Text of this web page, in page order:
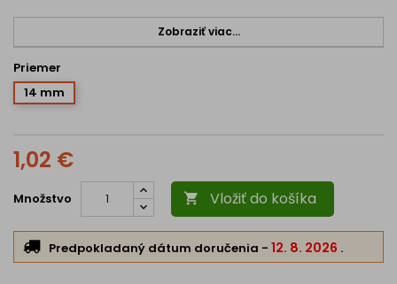
20 mm - 15ks
Uvedená krytka je kompatibilná s podobnými dekormi ako oliva.
je len približná.
Zobraziť viac...
Priemer
14 mm
1,02 €
Množstvo  Vložiť do košíka
Predpokladaný dátum doručenia - 12. 8. 2026 .